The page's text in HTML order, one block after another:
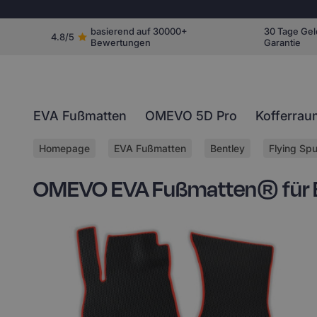
4.8/5
basierend auf 30000+
Bewertungen
30 Tage
Garantie
EVA Fußmatten OMEVO 5D Pro
Homepage EVA Fußmatten Bentley Flying
OMEVO EVA Fußmatten® für